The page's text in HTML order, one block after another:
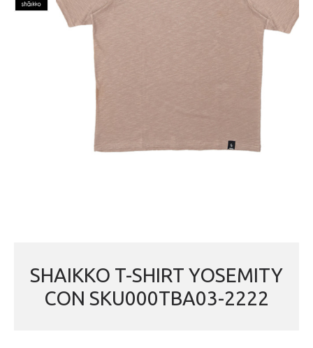
SHAIKKO T-SHIRT YOSEMITY
CON SKU000TBA03-2222